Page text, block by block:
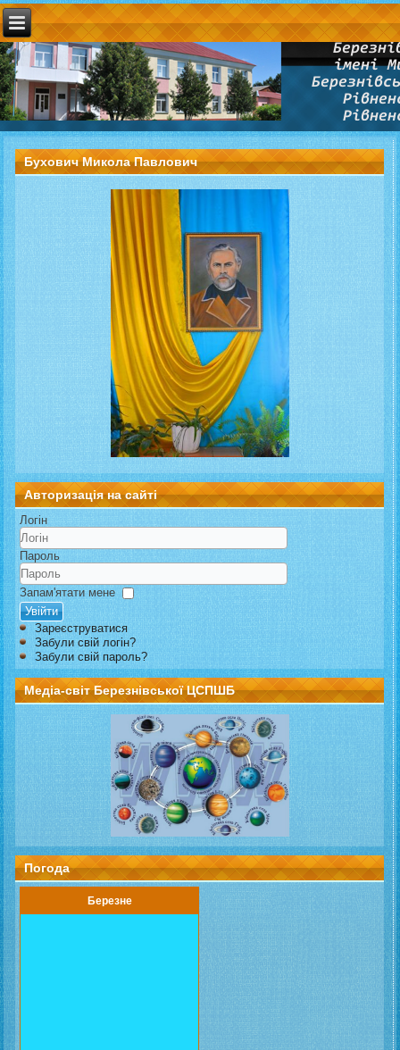
Бухович Микола Павлович
Авторизація на сайті
Логін
Пароль
Запам'ятати мене
Увійти
Зареєструватися
Забули свій логін?
Забули свій пароль?
Медіа-світ Березнівської ЦСПШБ
Погода
Березне